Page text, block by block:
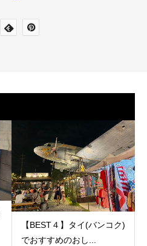
【BEST４】タイ(バンコク)
でおすすめのおし...